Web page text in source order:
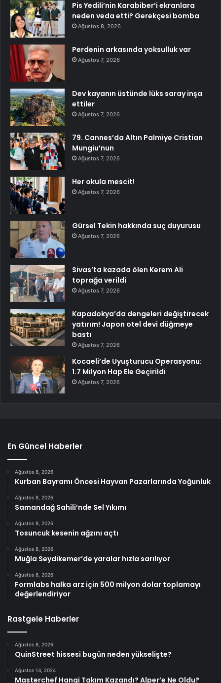
Pis Yedili’nin Karabiber’i ekranlara
neden veda etti? Gerekçesi bomba
Ağustos 8, 2026
Perdenin arkasında yoksulluk var
Ağustos 7, 2026
Dev kayanın üstünde lüks saray inşa
ettiler
Ağustos 7, 2026
79. Cannes’da Altın Palmiye Cristian
Mungiu’nun
Ağustos 7, 2026
Her okula mescit!
Ağustos 7, 2026
Gürsel Tekin hakkında suç duyurusu
Ağustos 7, 2026
Sivas’ta kazada ölen Kerem Ali
toprağa verildi
Ağustos 7, 2026
Kapadokya’da dengeleri değiştirecek
yatırım! Japon otel devi düğmeye
bastı
Ağustos 7, 2026
Kocaeli’de Uyuşturucu Operasyonu:
1.7 Milyon Hap Ele Geçirildi
Ağustos 7, 2026
En Güncel Haberler
Ağustos 8, 2026
Kurban Bayramı Öncesi Hayvan Pazarlarında Yoğunluk
Ağustos 8, 2026
Samandağ Sahili’nde Sel Yıkımı
Ağustos 8, 2026
Tosuncuk kesenin ağzını açtı
Ağustos 8, 2026
Muğla Seydikemer’de yaralar hızla sarılıyor
Ağustos 8, 2026
Formlabs halka arz için 500 milyon dolar toplamayı
değerlendiriyor
Rastgele Haberler
Ağustos 8, 2026
QuinStreet hissesi bugün neden yükselişte?
Ağustos 14, 2024
Masterchef Hangi Takım Kazandı? Alper’e Ne Oldu?